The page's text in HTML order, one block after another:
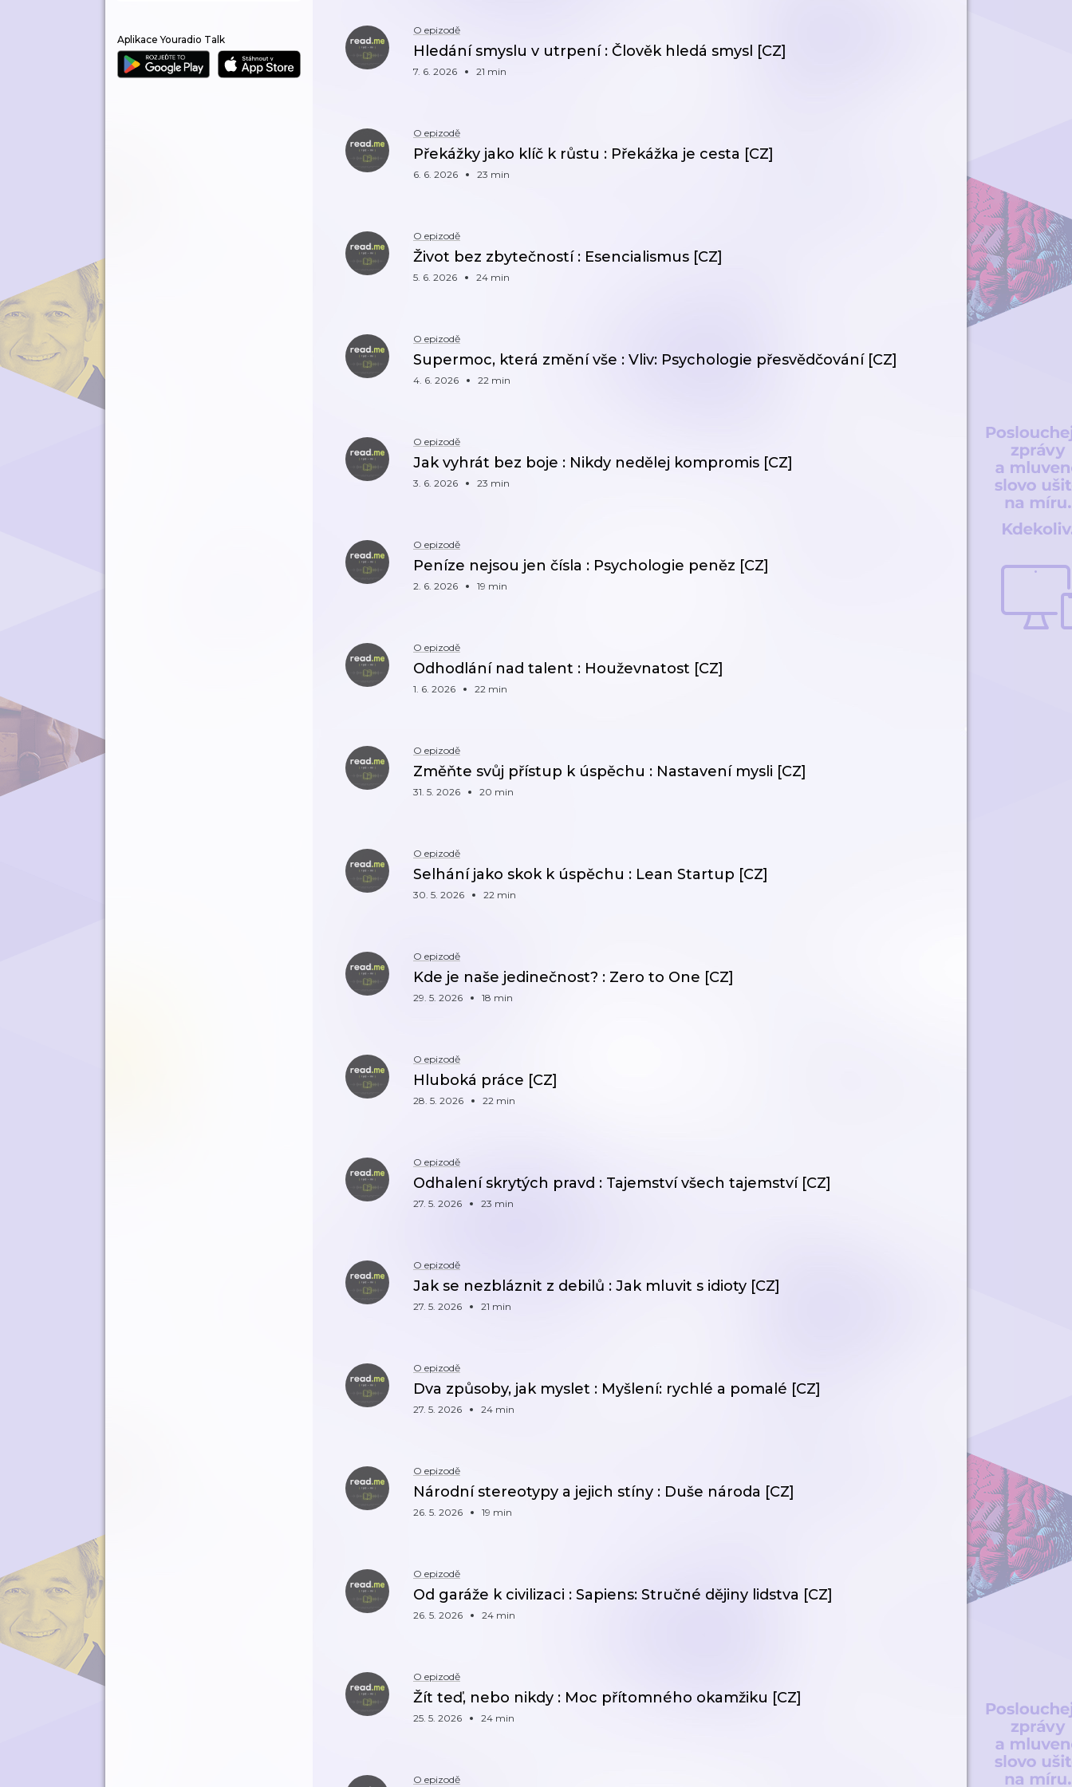
Aplikace Youradio Talk
O epizodě
Hledání smyslu v utrpení : Člověk hledá smysl [CZ]
7. 6. 2026 21 min
O epizodě
Překážky jako klíč k růstu : Překážka je cesta [CZ]
6. 6. 2026 23 min
O epizodě
Život bez zbytečností : Esencialismus [CZ]
5. 6. 2026 24 min
O epizodě
Supermoc, která změní vše : Vliv: Psychologie přesvědčování [CZ]
4. 6. 2026 22 min
O epizodě
Jak vyhrát bez boje : Nikdy nedělej kompromis [CZ]
3. 6. 2026 23 min
O epizodě
Peníze nejsou jen čísla : Psychologie peněz [CZ]
2. 6. 2026 19 min
O epizodě
Odhodlání nad talent : Houževnatost [CZ]
1. 6. 2026 22 min
O epizodě
Změňte svůj přístup k úspěchu : Nastavení mysli [CZ]
31. 5. 2026 20 min
O epizodě
Selhání jako skok k úspěchu : Lean Startup [CZ]
30. 5. 2026 22 min
O epizodě
Kde je naše jedinečnost? : Zero to One [CZ]
29. 5. 2026 18 min
O epizodě
Hluboká práce [CZ]
28. 5. 2026 22 min
O epizodě
Odhalení skrytých pravd : Tajemství všech tajemství [CZ]
27. 5. 2026 23 min
O epizodě
Jak se nezbláznit z debilů : Jak mluvit s idioty [CZ]
27. 5. 2026 21 min
O epizodě
Dva způsoby, jak myslet : Myšlení: rychlé a pomalé [CZ]
27. 5. 2026 24 min
O epizodě
Národní stereotypy a jejich stíny : Duše národa [CZ]
26. 5. 2026 19 min
O epizodě
Od garáže k civilizaci : Sapiens: Stručné dějiny lidstva [CZ]
26. 5. 2026 24 min
O epizodě
Žít teď, nebo nikdy : Moc přítomného okamžiku [CZ]
25. 5. 2026 24 min
O epizodě